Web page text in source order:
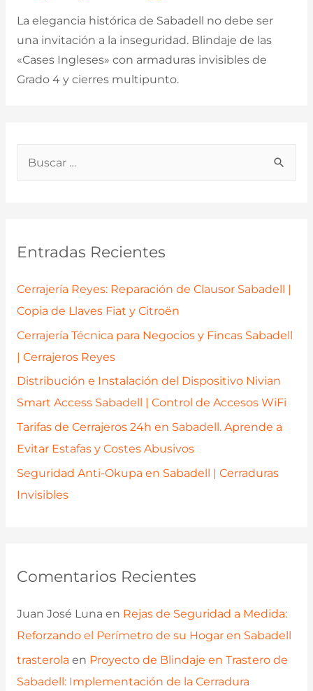
p
o
Entradas Recientes
Cerrajería Reyes: Reparación de Clausor Sabadell |
Copia de Llaves Fiat y Citroën
Cerrajería Técnica para Negocios y Fincas Sabadell
| Cerrajeros Reyes
Distribución e Instalación del Dispositivo Nivian
Smart Access Sabadell | Control de Accesos WiFi
Tarifas de Cerrajeros 24h en Sabadell. Aprende a
Evitar Estafas y Costes Abusivos
Seguridad Anti-Okupa en Sabadell | Cerraduras
Invisibles
Comentarios Recientes
Juan José Luna en Rejas de Seguridad a Medida:
Reforzando el Perímetro de su Hogar en Sabadell
trasterola en Proyecto de Blindaje en Trastero de
Sabadell: Implementación de la Cerradura
La elegancia histórica de Sabadell no debe ser
una invitación a la inseguridad. Blindaje de las
«Cases Ingleses» con armaduras invisibles de
Grado 4 y cierres multipunto.